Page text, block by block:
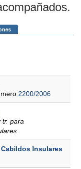
2200/2006
tr. para
Insulares